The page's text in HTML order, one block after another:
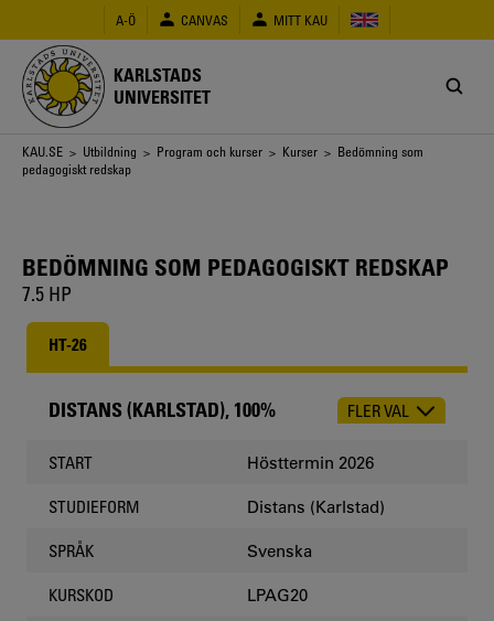
huvudinnehåll
A-Ö CANVAS MITT KAU
KARLSTADS
UNIVERSITET
Länkstig
KAU.SE > Utbildning > Program och kurser > Kurser > Bedömning som
pedagogiskt redskap
BEDÖMNING SOM PEDAGOGISKT REDSKAP
7.5 HP
HT-26
CHOOSE
DISTANS (KARLSTAD), 100% FLER VAL
START Hösttermin 2026
STUDIEFORM Distans (Karlstad)
SPRÅK Svenska
KURSKOD LPAG20